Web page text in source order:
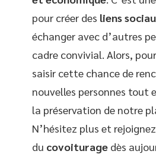
pour créer des liens
échanger avec d’autres
cadre convivial. Alors,
saisir cette chance de
nouvelles personnes tout
la préservation de notre
N’hésitez plus et
du covoiturage dès